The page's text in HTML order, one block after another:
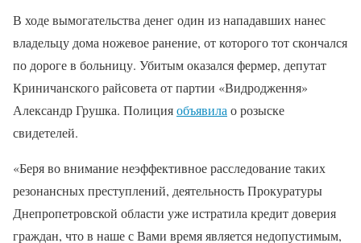
В ходе вымогательства денег один из нападавших нанес
владельцу дома ножевое ранение, от которого тот скончался
по дороге в больницу. Убитым оказался фермер, депутат
Криничанского райсовета от партии «Видродження»
Александр Грушка. Полицияобъявила о розыске
свидетелей.
«Беря во внимание неэффективное расследование таких
резонансных преступлений, деятельность Прокуратуры
Днепропетровской области уже истратила кредит доверия
граждан, что в наше с Вами время является недопустимым,